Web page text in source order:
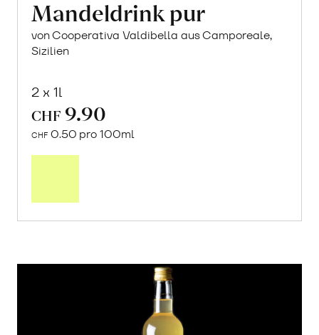
Mandeldrink pur
von Cooperativa Valdibella aus Camporeale,
Sizilien
2 x 1l
CHF 9.90
CHF 0.50 pro 100ml